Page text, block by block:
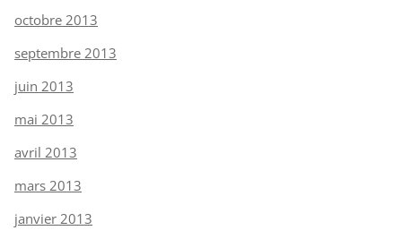
octobre 2013
septembre 2013
juin 2013
mai 2013
avril 2013
mars 2013
janvier 2013